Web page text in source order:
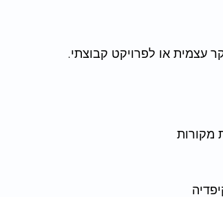
עצמית או לפרויקט קבוצתי.